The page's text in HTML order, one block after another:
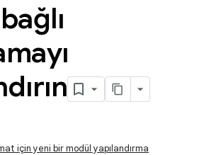
için yeni bir modül yapılandırma